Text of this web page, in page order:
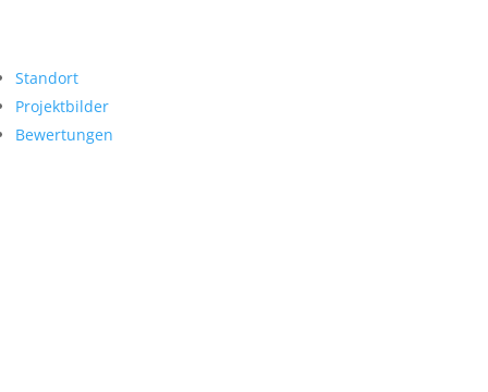
Standort
Projektbilder
Bewertungen